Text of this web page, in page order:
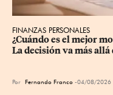
FINANZAS PERSONALES
¿Cuándo es el mejor
La decisión va más allá
Por Fernando Franco 04/08/2026